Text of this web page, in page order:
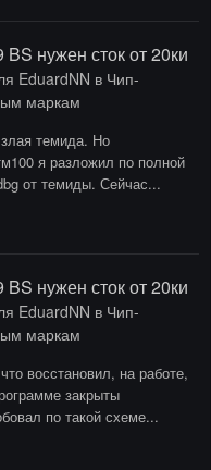
нужен сток от 20ки
EduardNN в Чип-
маркам
темида. Но
я разложил по полной
от темиды. Сейчас...
нужен сток от 20ки
EduardNN в Чип-
маркам
восстановил, на работе,
закрыты
по такой схеме...